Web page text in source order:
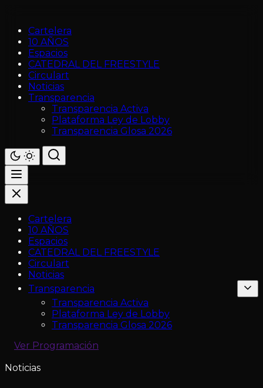
Cartelera
10 AÑOS
Espacios
CATEDRAL DEL FREESTYLE
Circulart
Noticias
Transparencia
Transparencia Activa
Plataforma Ley de Lobby
Transparencia Glosa 2026
Cartelera
10 AÑOS
Espacios
CATEDRAL DEL FREESTYLE
Circulart
Noticias
Transparencia
Transparencia Activa
Plataforma Ley de Lobby
Transparencia Glosa 2026
Ver Programación
Noticias